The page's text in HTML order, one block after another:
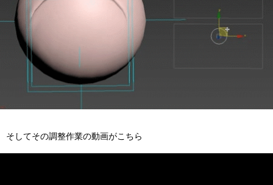
そしてその調整作業の動画がこちら